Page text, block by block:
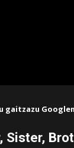
gaitzazu Googlen
Sister,